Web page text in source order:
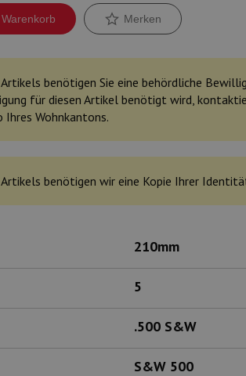
Merken
benötigen Sie eine behördliche
für diesen Artikel benötigt wird,
Wohnkantons.
Artikels benötigen wir eine Kopie Ihrer
210mm
5
.500 S&W
S&W 500